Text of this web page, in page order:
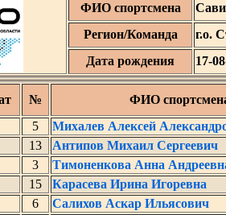
ФИО спортсмена
Регион/Команда
г.о.
Дата рождения
17-
№
ФИО
5
Михалев Алексей
13
Антипов Михаил Сергеевич
3
Тимоненкова Анна
15
Карасева Ирина Игоревна
6
Салихов Аскар Ильясович